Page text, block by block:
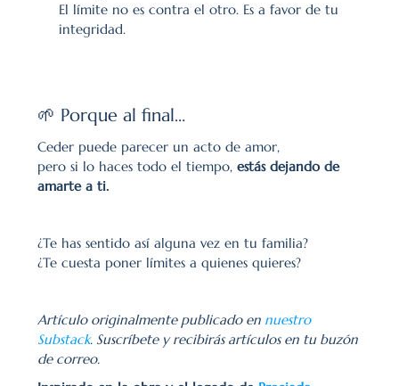
El límite no es contra el otro. Es a favor de tu
integridad.
🌱 Porque al final…
Ceder puede parecer un acto de amor,
pero si lo haces todo el tiempo, estás dejando de
amarte a ti.
¿Te has sentido así alguna vez en tu familia?
¿Te cuesta poner límites a quienes quieres?
Artículo originalmente publicado en nuestro
Substack. Suscríbete y recibirás artículos en tu buzón
de correo.